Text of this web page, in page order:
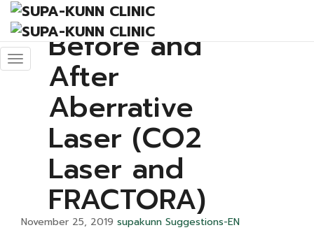
Instruction
Before and
After
Aberrative
Laser (CO2
Laser and
FRACTORA)
November 25, 2019 supakunn Suggestions-EN